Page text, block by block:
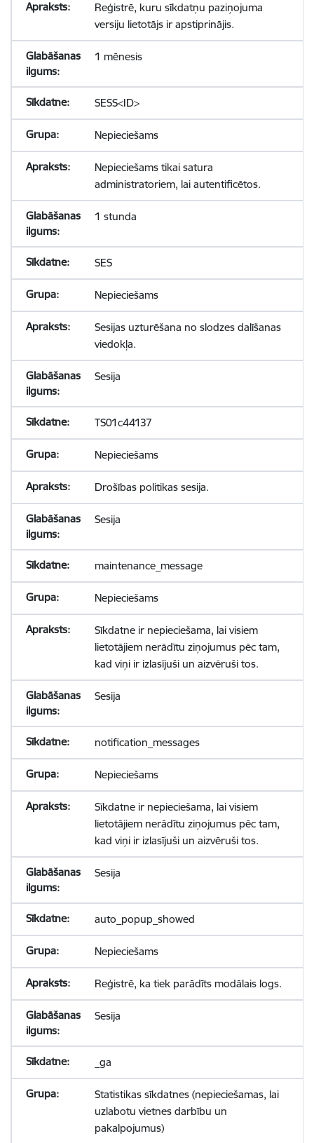
Reģistrē, kuru sīkdatņu paziņojuma
versiju lietotājs ir apstiprinājis.
1 mēnesis
SESS<ID>
Nepieciešams
Nepieciešams tikai satura
administratoriem, lai autentificētos.
1 stunda
SES
Nepieciešams
Sesijas uzturēšana no slodzes dalīšanas
viedokļa.
Sesija
TS01c44137
Nepieciešams
Drošības politikas sesija.
Sesija
maintenance_message
Nepieciešams
Sīkdatne ir nepieciešama, lai visiem
lietotājiem nerādītu ziņojumus pēc tam,
kad viņi ir izlasījuši un aizvēruši tos.
Sesija
notification_messages
Nepieciešams
Sīkdatne ir nepieciešama, lai visiem
lietotājiem nerādītu ziņojumus pēc tam,
kad viņi ir izlasījuši un aizvēruši tos.
Sesija
auto_popup_showed
Nepieciešams
Reģistrē, ka tiek parādīts modālais logs.
Sesija
_ga
Statistikas sīkdatnes (nepieciešamas, lai
uzlabotu vietnes darbību un
pakalpojumus)